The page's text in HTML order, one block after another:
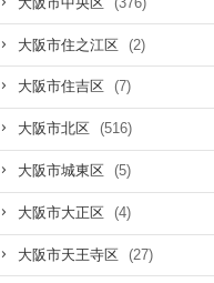
大阪市住之江区 (2)
大阪市住吉区 (7)
大阪市北区 (516)
大阪市城東区 (5)
大阪市大正区 (4)
大阪市天王寺区 (27)